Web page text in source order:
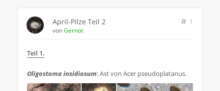
April-Pilze Teil 2
1
vonGernot
Teil 1.
Oligostoma insidiosum: Ast von Acer pseudoplatanus.